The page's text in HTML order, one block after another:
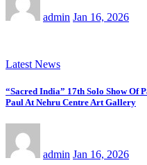
admin Jan 16, 2026
Latest News
“Sacred India” 17th Solo Show Of
Paul At Nehru Centre Art Gallery
admin Jan 16, 2026